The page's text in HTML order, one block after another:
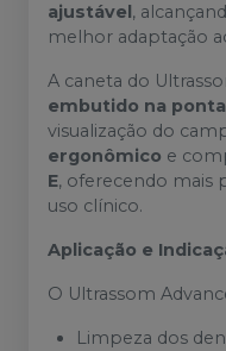
ajustável,
melhor adaptação
A caneta do
embutido na ponta
visualização do
ergonômico e
E, oferecendo mais
uso clínico.
Aplicação e
O Ultrassom
Limpeza dos